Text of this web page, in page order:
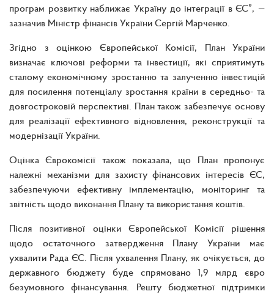
програм розвитку наближає Україну до інтеграції в ЄС”, —
зазначив Міністр фінансів України Сергій Марченко.
Згідно з оцінкою Європейської Комісії, План України
визначає ключові реформи та інвестиції, які сприятимуть
сталому економічному зростанню та залученню інвестицій
для посилення потенціалу зростання країни в середньо- та
довгостроковій перспективі. План також забезпечує основу
для реалізації ефективного відновлення, реконструкції та
модернізації України.
Оцінка Єврокомісії також показала, що План пропонує
належні механізми для захисту фінансових інтересів ЄС,
забезпечуючи ефективну імплементацію, моніторинг та
звітність щодо виконання Плану та використання коштів.
Після позитивної оцінки Європейської Комісії рішення
щодо остаточного затвердження Плану України має
ухвалити Рада ЄС. Після ухвалення Плану, як очікується, до
державного бюджету буде спрямовано 1,9 млрд євро
безумовного фінансування. Решту бюджетної підтримки